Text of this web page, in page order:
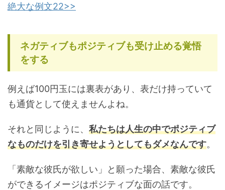
絶大な例文22>>
ネガティブもポジティブも受け止める覚悟
をする
例えば100円玉には裏表があり、表だけ持っていて
も通貨として使えませんよね。
それと同じように、 私たちは人生の中でポジティブ
なものだけを引き寄せようとしてもダメなんです。
「素敵な彼氏が欲しい」と願った場合、素敵な彼氏
ができるイメージはポジティブな面の話です。